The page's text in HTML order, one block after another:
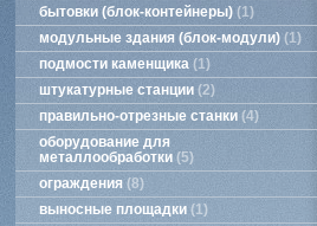
бытовки (блок-контейнеры) 1
модульные здания (блок-модули) 1
подмости каменщика 1
штукатурные станции 2
правильно-отрезные станки 4
оборудование для
металлообработки 5
ограждения 8
выносные площадки 1